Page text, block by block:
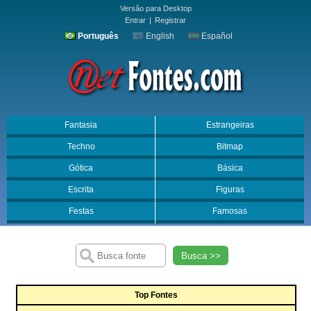
Versão para Desktop
Entrar | Registrar
Português English Español
Fantasia Estrangeiras
Techno Bitmap
Gótica Básica
Escrita Figuras
Festas Famosas
Busca >>
Top Fontes